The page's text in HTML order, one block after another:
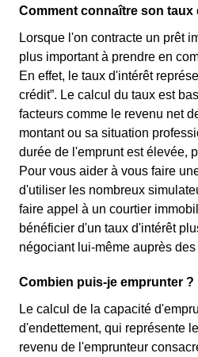
Comment connaître son taux
Lorsque l'on contracte un prêt
plus important à prendre en
En effet, le taux d'intérêt
crédit”. Le calcul du taux est
facteurs comme le revenu net
montant ou sa situation
durée de l'emprunt est élevée,
Pour vous aider à vous faire
d'utiliser les nombreux
faire appel à un courtier
bénéficier d'un taux d'intérêt
négociant lui-même auprès
Combien puis-je emprunter ?
Le calcul de la capacité
d'endettement, qui représente
revenu de l'emprunteur